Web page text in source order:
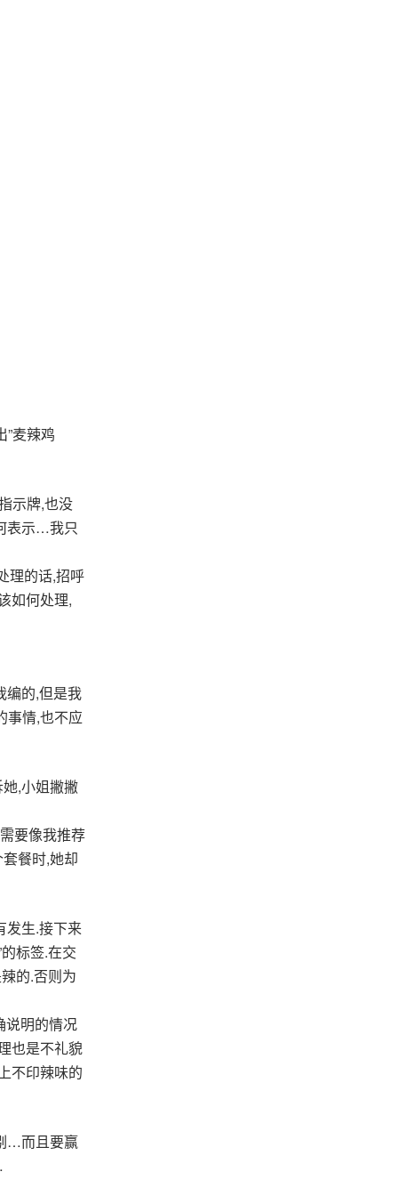
麦辣鸡
示牌,也没
表示…我只
理的话,招呼
如何处理,
编的,但是我
事情,也不应
,小姐撇撇
要像我推荐
餐时,她却
发生.接下来
标签.在交
的.否则为
说明的情况
也是不礼貌
不印辣味的
…而且要赢